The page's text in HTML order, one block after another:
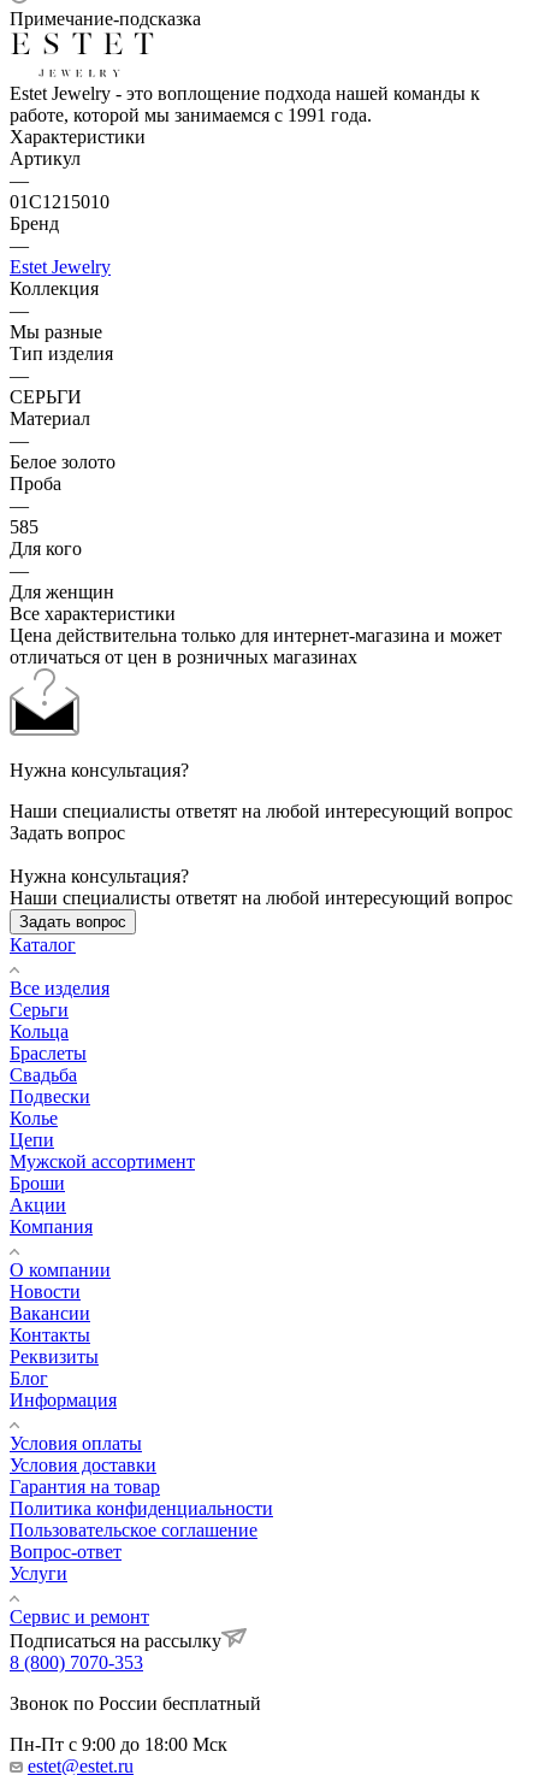
Примечание-подсказка
Estet Jewelry - это воплощение подхода нашей команды к
работе, которой мы занимаемся с 1991 года.
Характеристики
Артикул
—
01С1215010
Бренд
—
Estet Jewelry
Коллекция
—
Мы разные
Тип изделия
—
СЕРЬГИ
Материал
—
Белое золото
Проба
—
585
Для кого
—
Для женщин
Все характеристики
Цена действительна только для интернет-магазина и может
отличаться от цен в розничных магазинах
Нужна консультация?
Наши специалисты ответят на любой интересующий вопрос
Задать вопрос
Нужна консультация?
Наши специалисты ответят на любой интересующий вопрос
Задать вопрос
Каталог
Все изделия
Серьги
Кольца
Браслеты
Свадьба
Подвески
Колье
Цепи
Мужской ассортимент
Броши
Акции
Компания
О компании
Новости
Вакансии
Контакты
Реквизиты
Блог
Информация
Условия оплаты
Условия доставки
Гарантия на товар
Политика конфиденциальности
Пользовательское соглашение
Вопрос-ответ
Услуги
Сервис и ремонт
Подписаться на рассылку
8 (800) 7070-353
Звонок по России бесплатный
Пн-Пт с 9:00 до 18:00 Мск
estet@estet.ru